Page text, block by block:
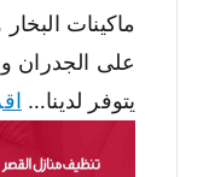
ماكينات
على الجدران
يتوفر لدينا…